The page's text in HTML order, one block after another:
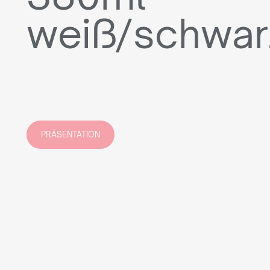
weiß/
PRÄSENTATION